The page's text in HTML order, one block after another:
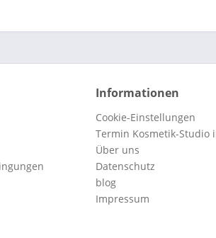
Informationen
Cookie-Einstellungen
Termin Kosmetik-Studio
Über uns
Datenschutz
blog
Impressum